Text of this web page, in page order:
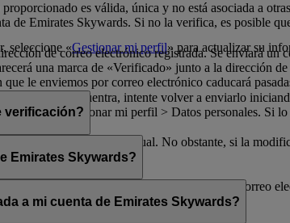
seleccione «Gestionar mi perfil» para actualizar su
de la pantalla.
es válida, única y no está asociada a
de Emirates Skywards. Si no la verifica, es posible
de correo electrónico registrada. Se enviará un
una marca de «Verificado» junto a la dirección
le enviemos por correo electrónico caducará
Si no lo encuentra, intente volver a enviarlo
> Gestionar mi perfil > Datos personales. Si
verificación?
de correo electrónico actual. No obstante, si la
Emirates Skywards?
no estén en uso. Si comparte su dirección de correo
obtener ayuda.
a mi cuenta de Emirates Skywards?